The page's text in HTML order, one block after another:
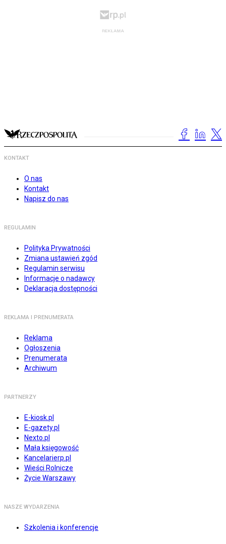
KONTAKT
O nas
Kontakt
Napisz do nas
REGULAMIN
Polityka Prywatności
Zmiana ustawień zgód
Regulamin serwisu
Informacje o nadawcy
Deklaracja dostępności
REKLAMA I PRENUMERATA
Reklama
Ogłoszenia
Prenumerata
Archiwum
PARTNERZY
E-kiosk.pl
E-gazety.pl
Nexto.pl
Mała księgowość
Kancelarierp.pl
Wieści Rolnicze
Życie Warszawy
NASZE WYDARZENIA
Szkolenia i konferencje